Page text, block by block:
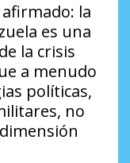
la
es una
la crisis
a menudo
políticas,
no